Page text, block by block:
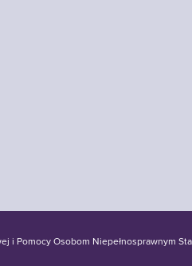
i Pomocy Osobom Niepełnosprawnym